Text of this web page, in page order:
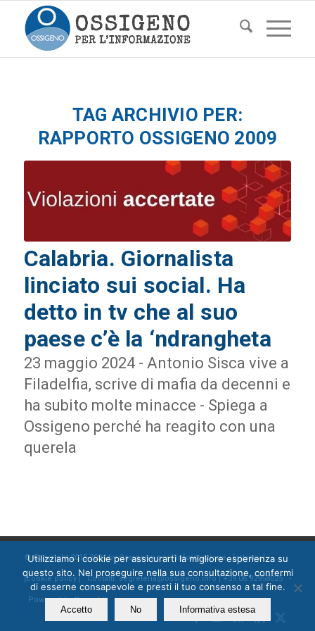
TAG ARCHIVIO PER:
RAPPORTO OSSIGENO 2009
Calabria. Giornalista
linciato sui social. Ha
detto in tv che al suo
paese c’è la ‘ndrangheta
23 maggio 2024 - Antonio Sisca vive a
Filadelfia, scrive di mafia da decenni e
ha subito molte minacce - Spiega a
Ossigeno perché ha reagito con una
querela
© Copyright 2015-2024 by Ossigeno per l'informazione [privacy]
[cookie policy ] Contatti: segreteria@ossigeno.info | +39.06.92958025 -
Powered byKappabit
Utilizziamo i cookie per assicurarti la migliore esperienza su
questo sito. Nel proseguire nella sua consultazione, confermi
di esserne consapevole e presti il tuo consenso a tal fine.
Accetto No Informativa estesa